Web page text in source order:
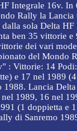
Integrale 16v. In
Rally la
sola Delta HF
ben 35 vittorie e
dei vari
del Mondo
: Vittorie: 14
e 17 nel 1989
1988. Lancia
1989, 16 nel
(1 doppietta e
di Sanremo